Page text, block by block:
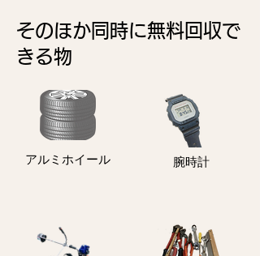
そのほか同時に無料回収で
きる物
アルミホイール ​腕時計